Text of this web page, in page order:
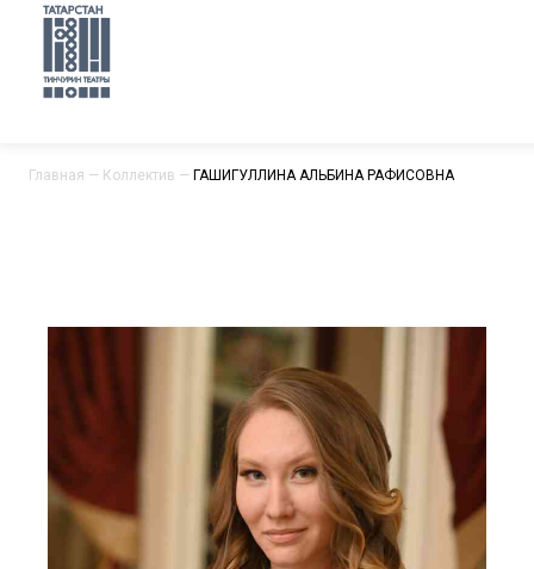
Главная — Коллектив — ГАШИГУЛЛИНА АЛЬБИНА РАФИСОВНА